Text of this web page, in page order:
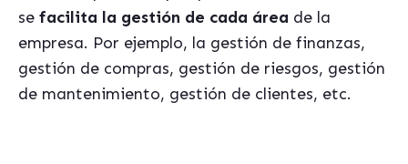
se facilita la gestión de cada área de la
empresa. Por ejemplo, la gestión de finanzas,
gestión de compras, gestión de riesgos, gestión
de mantenimiento, gestión de clientes, etc.